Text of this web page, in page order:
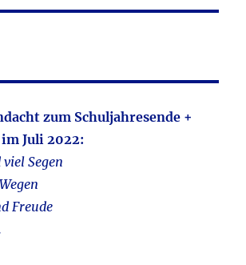
zum Schuljahresende +
Juli 2022:
Segen
Freude